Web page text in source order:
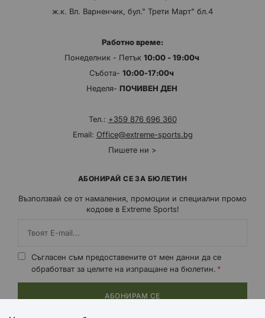
ж.к. Вл. Варненчик, бул." Трети Март" бл.4
Работно време:
Понеделник - Петък 10:00 - 19:00ч
Събота- 10:00-17:00ч
Неделя- ПОЧИВЕН ДЕН
Тел.: +359 876 696 360
Email: Office@extreme-sports.bg
Пишете ни >
АБОНИРАЙ СЕ ЗА БЮЛЕТИН
Възползвай се от намаления, промоции и специални промо
кодове в Extreme Sports!
Съгласен съм предоставените от мен данни да се
обработват за целите на изпращане на бюлетин.
АБОНИРАМ СЕ